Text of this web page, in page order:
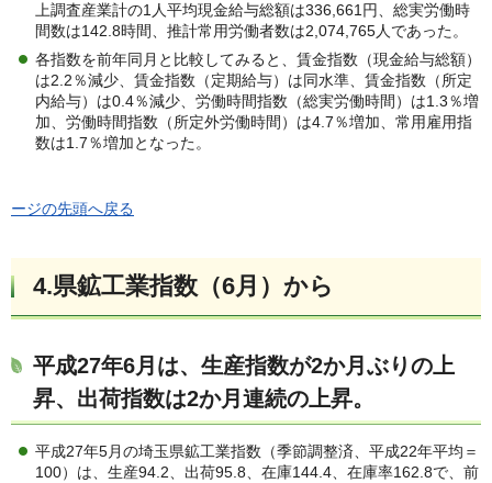
上調査産業計の1人平均現金給与総額は336,661円、総実労働時
間数は142.8時間、推計常用労働者数は2,074,765人であった。
各指数を前年同月と比較してみると、賃金指数（現金給与総額）
は2.2％減少、賃金指数（定期給与）は同水準、賃金指数（所定
内給与）は0.4％減少、労働時間指数（総実労働時間）は1.3％増
加、労働時間指数（所定外労働時間）は4.7％増加、常用雇用指
数は1.7％増加となった。
ージの先頭へ戻る
4.県鉱工業指数（6月）から
平成27年6月は、生産指数が2か月ぶりの上
昇、出荷指数は2か月連続の上昇。
平成27年5月の埼玉県鉱工業指数（季節調整済、平成22年平均＝
100）は、生産94.2、出荷95.8、在庫144.4、在庫率162.8で、前